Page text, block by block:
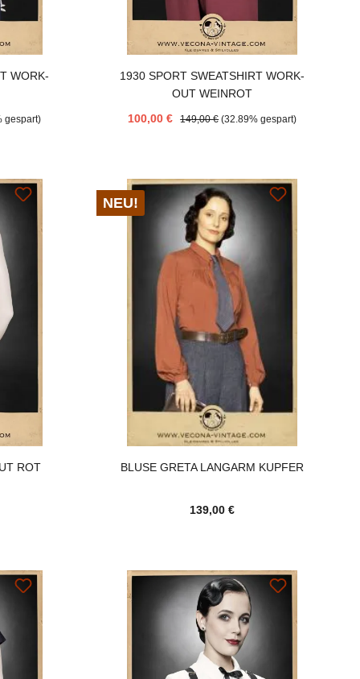
WORK-
gespart)
1930 SPORT SWEATSHIRT WORK-
OUT WEINROT
100,00 €
149,00 € (32.89% gespart)
ROT
NEU!
BLUSE GRETA LANGARM KUPFER
139,00 €